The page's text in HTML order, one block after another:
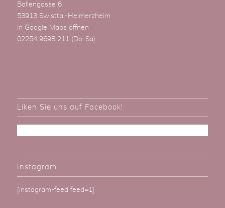
Ballengasse 6
53913 Swisttal-Heimerzheim
In Google Maps öffnen
02254 9698 211 (Do-Sa)
Liken Sie uns auf Facebook!
Instagram
[instagram-feed feed=1]